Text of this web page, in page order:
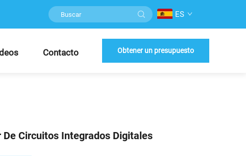
ES
Contacto Obtener un presupuesto
De Circuitos Integrados Digitales